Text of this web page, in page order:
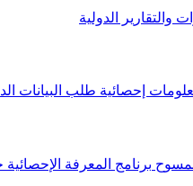
والتقارير الدولية
إحصائية طلب البيانات
برنامج المعرفة الإحصائية